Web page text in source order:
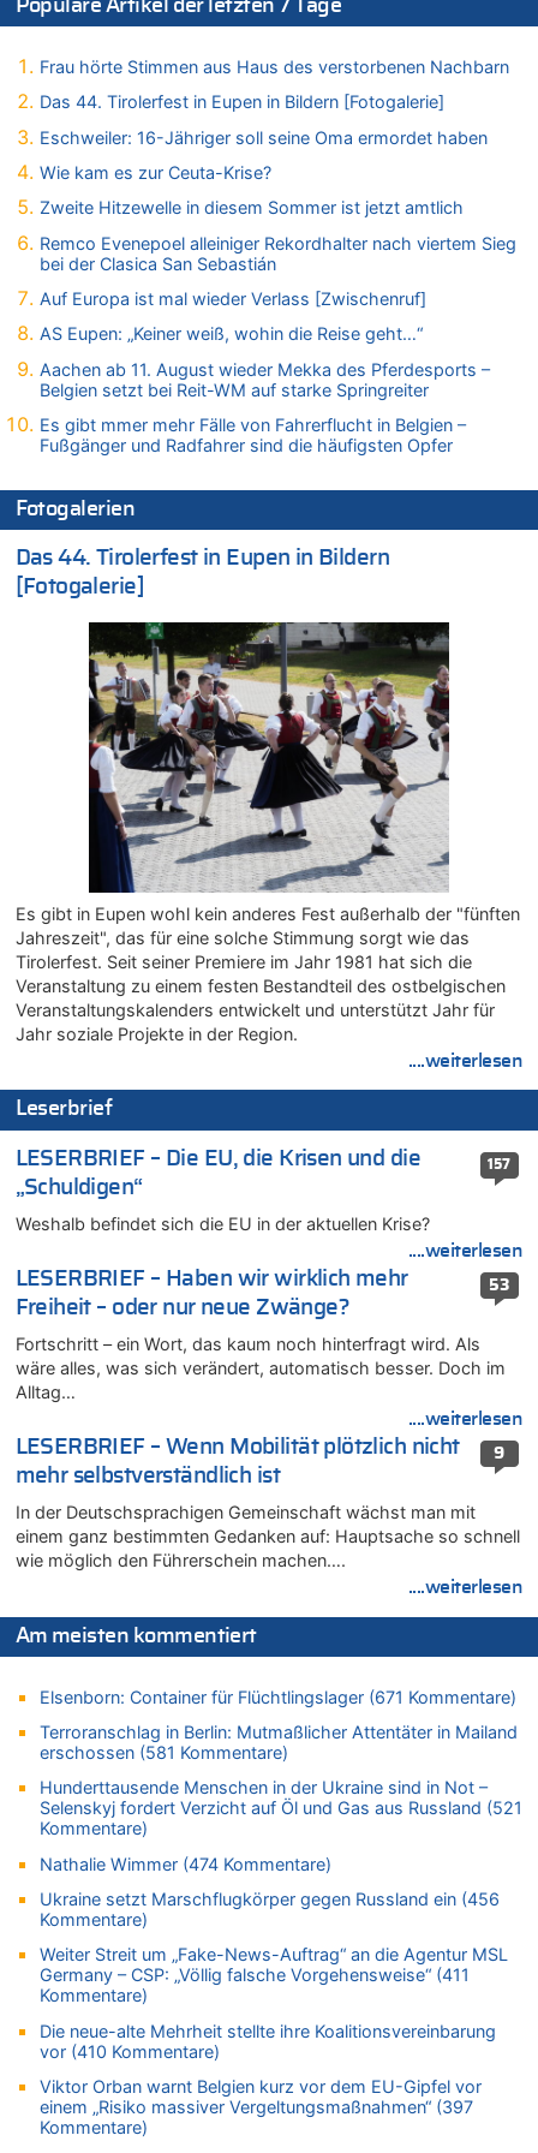
Mark van Bommel offiziell als neuer Nationalcoach der Roten
07.08.2026 - 15:06 von Wolfgang2 zu
Kollision zwischen Autofahrer und Radfahrer an RAVeL-Weg
07.08.2026 - 14:35 von Vorfahrt zu
Tempolimit in 30er-Zonen – Untersuchung von Vias
07.08.2026 - 14:33 von Ostbelgien Direkt zu
Offiziell: Van Bommel wird Belgiens Nationaltrainer
07.08.2026 - 13:39 von alter weißer mann zu
Zurück an den Rhein: Hendrich wechselt zum 1. FC Köln
07.08.2026 - 13:39 von Ach zu
Belgien setzt bei Reit-WM auf starke Springreiter
Wasserstand des Rheins in NRW so niedrig wie noch nie
In Belgien missachten zwei von drei Autofahrern das
Tempolimit in 30er-Zonen – Untersuchung von Vias
07.08.2026 - 13:20 von JoKrings zu
In Belgien missachten zwei von drei Autofahrern das
Tempolimit in 30er-Zonen – Untersuchung von Vias
07.08.2026 - 13:04 von Kein Raser zu
In Belgien missachten zwei von drei Autofahrern das
Tempolimit in 30er-Zonen – Untersuchung von Vias
07.08.2026 - 13:01 von Experten? zu
In Belgien missachten zwei von drei Autofahrern das
Tempolimit in 30er-Zonen – Untersuchung von Vias
07.08.2026 - 12:43 von JoKrings zu
Zweite Hitzewelle in diesem Sommer ist jetzt amtlich
07.08.2026 - 12:31 von Fassungslos zu
In Belgien missachten zwei von drei Autofahrern das
Tempolimit in 30er-Zonen – Untersuchung von Vias
07.08.2026 - 11:31 von Zuhörer zu
In Belgien missachten zwei von drei Autofahrern das
Tempolimit in 30er-Zonen – Untersuchung von Vias
07.08.2026 - 11:23 von Dax zu
In Belgien missachten zwei von drei Autofahrern das
Tempolimit in 30er-Zonen – Untersuchung von Vias
07.08.2026 - 11:20 von JoKrings zu
In Belgien missachten zwei von drei Autofahrern das
Tempolimit in 30er-Zonen – Untersuchung von Vias
07.08.2026 - 11:15 von Dax zu
Wie kam es zur Ceuta-Krise?
07.08.2026 - 11:12 von Frage zu
Wasserstand des Rheins in NRW so niedrig wie noch nie
07.08.2026 - 10:29 von Soso zu
Aachen ab 11. August wieder Mekka des Pferdesports –
07.08.2026 - 10:23 von Opa zu
In Belgien missachten zwei von drei Autofahrern das
Tempolimit in 30er-Zonen – Untersuchung von Vias
07.08.2026 - 10:05 von Ostbelgien Direkt zu
Soll Belgien Tempolimit auf Autobahnen erhöhen? – In
07.08.2026 - 10:05 von N. A. Klar zu
In Belgien missachten zwei von drei Autofahrern das
Tempolimit in 30er-Zonen – Untersuchung von Vias
Das 44. Tirolerfest in Eupen in Bildern [Fotogalerie]
07.08.2026 - 09:18 von Noppi zu
AS Eupen: „Keiner weiß, wohin die Reise geht…“
Zweite Hitzewelle in diesem Sommer ist jetzt amtlich
07.08.2026 - 01:12 von WK zu
Warum die Waldbrände in Frankreich und Spanien Rekorde
brechen [Fragen & Antworten]
07.08.2026 - 01:03 von Hugo Egon Bernhard von Sinnen zu
07.08.2026 - 00:50 von WK zu
07.08.2026 - 00:06 von 5/11 zu
Mehrere Menschen in Londons City niedergestochen
06.08.2026 - 23:53 von Foto Anneliese zu
Mehrere Menschen in Londons City niedergestochen
06.08.2026 - 23:25 von WK zu
FIFA-Spitze demonstriert Einigkeit trotz Kritik und neuer
Vorwürfe gegen Präsident Gianni Infantino
Populäre Artikel der letzten 7 Tage
Frau hörte Stimmen aus Haus des verstorbenen Nachbarn
Das 44. Tirolerfest in Eupen in Bildern [Fotogalerie]
Eschweiler: 16-Jähriger soll seine Oma ermordet haben
Wie kam es zur Ceuta-Krise?
Zweite Hitzewelle in diesem Sommer ist jetzt amtlich
Remco Evenepoel alleiniger Rekordhalter nach viertem Sieg
bei der Clasica San Sebastián
Auf Europa ist mal wieder Verlass [Zwischenruf]
AS Eupen: „Keiner weiß, wohin die Reise geht…“
Aachen ab 11. August wieder Mekka des Pferdesports –
Belgien setzt bei Reit-WM auf starke Springreiter
Es gibt mmer mehr Fälle von Fahrerflucht in Belgien –
Fußgänger und Radfahrer sind die häufigsten Opfer
Fotogalerien
Das 44. Tirolerfest in Eupen in Bildern
[Fotogalerie]
Es gibt in Eupen wohl kein anderes Fest außerhalb der "fünften
Jahreszeit", das für eine solche Stimmung sorgt wie das
Tirolerfest. Seit seiner Premiere im Jahr 1981 hat sich die
Veranstaltung zu einem festen Bestandteil des ostbelgischen
Veranstaltungskalenders entwickelt und unterstützt Jahr für
Jahr soziale Projekte in der Region.
....weiterlesen
Leserbrief
157
LESERBRIEF – Die EU, die Krisen und die
„Schuldigen“
Weshalb befindet sich die EU in der aktuellen Krise?
....weiterlesen
53
LESERBRIEF – Haben wir wirklich mehr
Freiheit – oder nur neue Zwänge?
Fortschritt – ein Wort, das kaum noch hinterfragt wird. Als
wäre alles, was sich verändert, automatisch besser. Doch im
Alltag…
....weiterlesen
9
LESERBRIEF – Wenn Mobilität plötzlich nicht
mehr selbstverständlich ist
In der Deutschsprachigen Gemeinschaft wächst man mit
einem ganz bestimmten Gedanken auf: Hauptsache so schnell
wie möglich den Führerschein machen….
....weiterlesen
Am meisten kommentiert
Elsenborn: Container für Flüchtlingslager (671 Kommentare)
Terroranschlag in Berlin: Mutmaßlicher Attentäter in Mailand
erschossen (581 Kommentare)
Hunderttausende Menschen in der Ukraine sind in Not –
Selenskyj fordert Verzicht auf Öl und Gas aus Russland (521
Kommentare)
Nathalie Wimmer (474 Kommentare)
Ukraine setzt Marschflugkörper gegen Russland ein (456
Kommentare)
Weiter Streit um „Fake-News-Auftrag“ an die Agentur MSL
Germany – CSP: „Völlig falsche Vorgehensweise“ (411
Kommentare)
Die neue-alte Mehrheit stellte ihre Koalitionsvereinbarung
vor (410 Kommentare)
Viktor Orban warnt Belgien kurz vor dem EU-Gipfel vor
einem „Risiko massiver Vergeltungsmaßnahmen“ (397
Kommentare)